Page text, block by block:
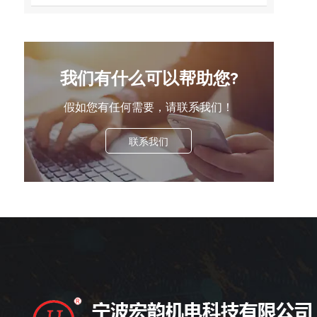
我们有什么可以帮助您?
假如您有任何需要，请联系我们！
联系我们